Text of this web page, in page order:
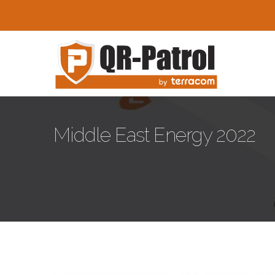
Middle East Energy 2022